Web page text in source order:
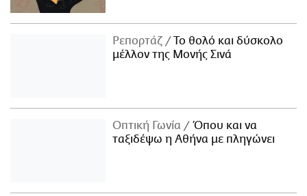
Ρεπορτάζ
Το θολό και δύσκολο
μέλλον της Μονής Σινά
Οπτική Γωνία
Όπου και να
ταξιδέψω η Αθήνα με πληγώνει